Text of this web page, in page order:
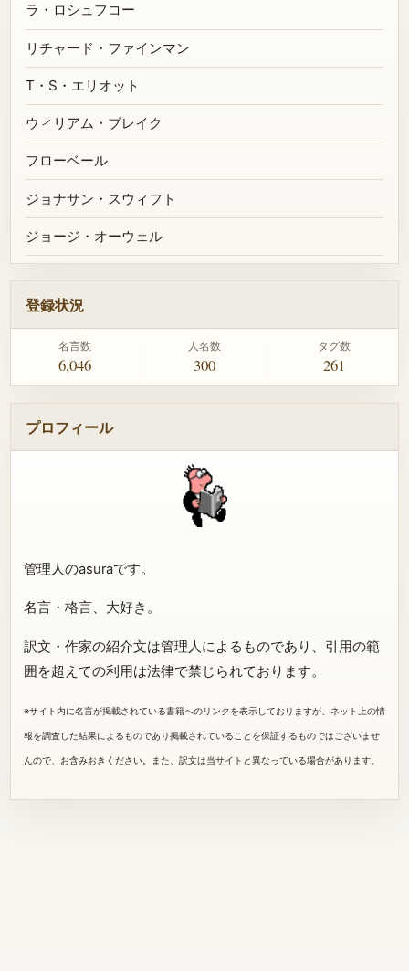
ラ・ロシュフコー
リチャード・ファインマン
T・S・エリオット
ウィリアム・ブレイク
フローベール
ジョナサン・スウィフト
ジョージ・オーウェル
登録状況
名言数
6,046
人名数
300
タグ数
261
プロフィール
管理人のasuraです。
名言・格言、大好き。
訳文・作家の紹介文は管理人によるものであり、引用の範
囲を超えての利用は法律で禁じられております。
※サイト内に名言が掲載されている書籍へのリンクを表示しておりますが、ネット上の情
報を調査した結果によるものであり掲載されていることを保証するものではございませ
んので、お含みおきください。また、訳文は当サイトと異なっている場合があります。